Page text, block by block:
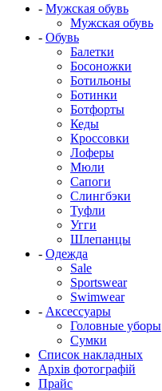
- Мужская обувь
Мужская обувь
- Обувь
Балетки
Босоножки
Ботильоны
Ботинки
Ботфорты
Кеды
Кроссовки
Лоферы
Мюли
Сапоги
Слингбэки
Туфли
Угги
Шлепанцы
- Одежда
Sale
Sportswear
Swimwear
- Аксессуары
Головные уборы
Сумки
Список накладных
Архів фотографій
Прайс